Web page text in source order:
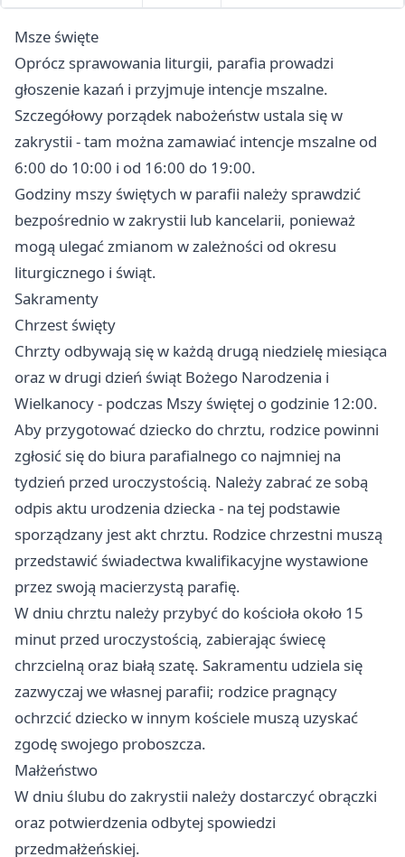
Msze święte
Oprócz sprawowania liturgii, parafia prowadzi
głoszenie kazań i przyjmuje intencje mszalne.
Szczegółowy porządek nabożeństw ustala się w
zakrystii - tam można zamawiać intencje mszalne od
6:00 do 10:00 i od 16:00 do 19:00.
Godziny mszy świętych w parafii należy sprawdzić
bezpośrednio w zakrystii lub kancelarii, ponieważ
mogą ulegać zmianom w zależności od okresu
liturgicznego i świąt.
Sakramenty
Chrzest święty
Chrzty odbywają się w każdą drugą niedzielę miesiąca
oraz w drugi dzień świąt Bożego Narodzenia i
Wielkanocy - podczas Mszy świętej o godzinie 12:00.
Aby przygotować dziecko do chrztu, rodzice powinni
zgłosić się do biura parafialnego co najmniej na
tydzień przed uroczystością. Należy zabrać ze sobą
odpis aktu urodzenia dziecka - na tej podstawie
sporządzany jest akt chrztu. Rodzice chrzestni muszą
przedstawić świadectwa kwalifikacyjne wystawione
przez swoją macierzystą parafię.
W dniu chrztu należy przybyć do kościoła około 15
minut przed uroczystością, zabierając świecę
chrzcielną oraz białą szatę. Sakramentu udziela się
zazwyczaj we własnej parafii; rodzice pragnący
ochrzcić dziecko w innym kościele muszą uzyskać
zgodę swojego proboszcza.
Małżeństwo
W dniu ślubu do zakrystii należy dostarczyć obrączki
oraz potwierdzenia odbytej spowiedzi
przedmałżeńskiej.